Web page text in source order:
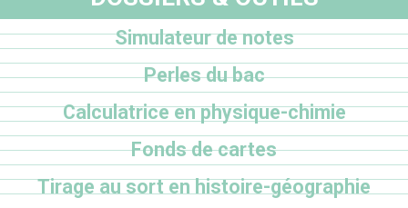
Simulateur de notes
Perles du bac
Calculatrice en physique-chimie
Fonds de cartes
Tirage au sort en histoire-géographie